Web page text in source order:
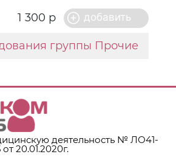
1 300 р
группы Прочие
деятельность № ЛО41-
20.01.2020г.